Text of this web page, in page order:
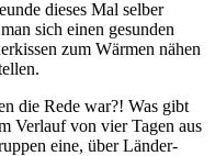
dieses Mal selber
sich einen gesunden
zum Wärmen nähen
die Rede war?! Was gibt
Verlauf von vier Tagen aus
eine, über Länder-